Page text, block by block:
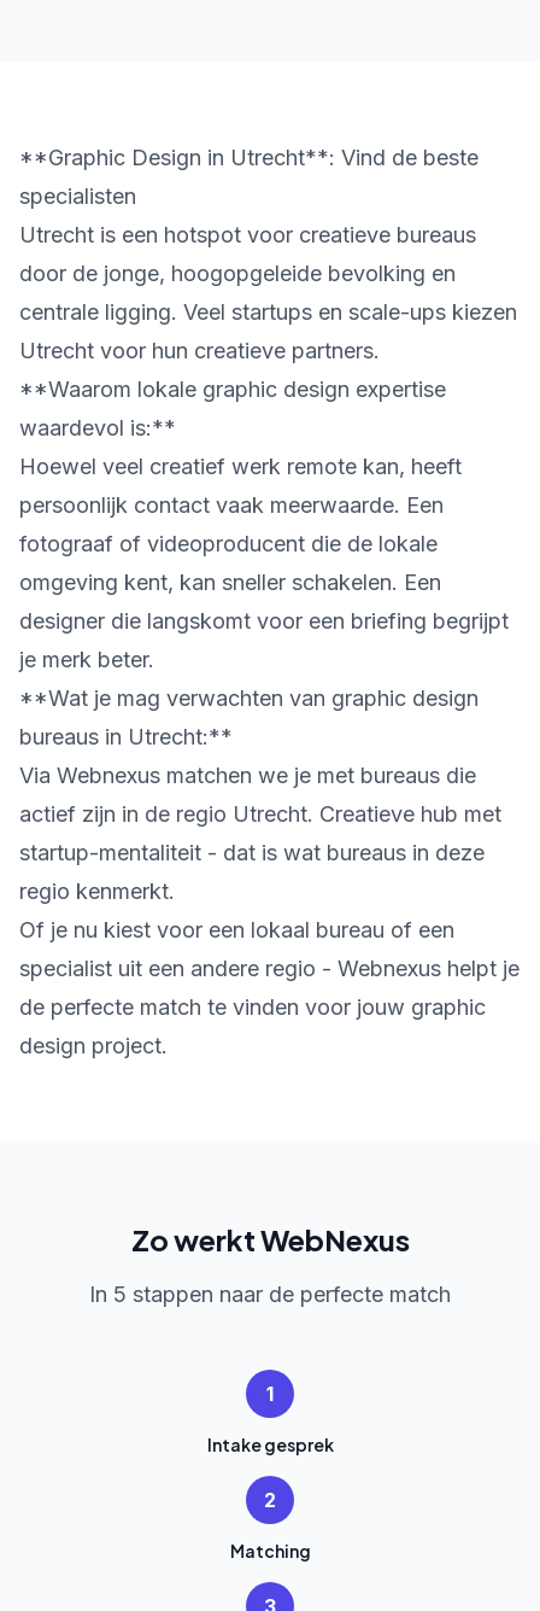
**Graphic Design in Utrecht**: Vind de beste
specialisten
Utrecht is een hotspot voor creatieve bureaus
door de jonge, hoogopgeleide bevolking en
centrale ligging. Veel startups en scale-ups kiezen
Utrecht voor hun creatieve partners.
**Waarom lokale graphic design expertise
waardevol is:**
Hoewel veel creatief werk remote kan, heeft
persoonlijk contact vaak meerwaarde. Een
fotograaf of videoproducent die de lokale
omgeving kent, kan sneller schakelen. Een
designer die langskomt voor een briefing begrijpt
je merk beter.
**Wat je mag verwachten van graphic design
bureaus in Utrecht:**
Via Webnexus matchen we je met bureaus die
actief zijn in de regio Utrecht. Creatieve hub met
startup-mentaliteit - dat is wat bureaus in deze
regio kenmerkt.
Of je nu kiest voor een lokaal bureau of een
specialist uit een andere regio - Webnexus helpt je
de perfecte match te vinden voor jouw graphic
design project.
Zo werkt WebNexus
In 5 stappen naar de perfecte match
1
Intake gesprek
2
Matching
3